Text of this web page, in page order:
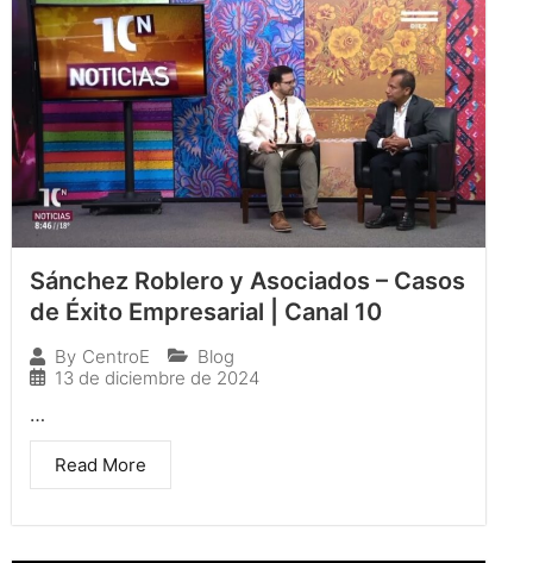
Sánchez Roblero y Asociados – Casos
de Éxito Empresarial | Canal 10
By CentroE
Blog
13 de diciembre de 2024
…
Read More